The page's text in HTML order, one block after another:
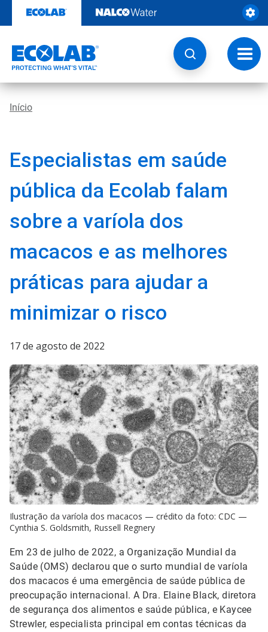
o
Início
Especialistas em saúde
pública da Ecolab falam
sobre a varíola dos
macacos e as melhores
práticas para ajudar a
minimizar o risco
17 de agosto de 2022
Ilustração da varíola dos macacos — crédito da foto: CDC —
Cynthia S. Goldsmith, Russell Regnery
Em 23 de julho de 2022, a Organização Mundial da
Saúde (OMS) declarou que o surto mundial de varíola
dos macacos é uma emergência de saúde pública de
preocupação internacional. A Dra. Elaine Black, diretora
de segurança dos alimentos e saúde pública, e Kaycee
Strewler, especialista principal em contas técnicas da